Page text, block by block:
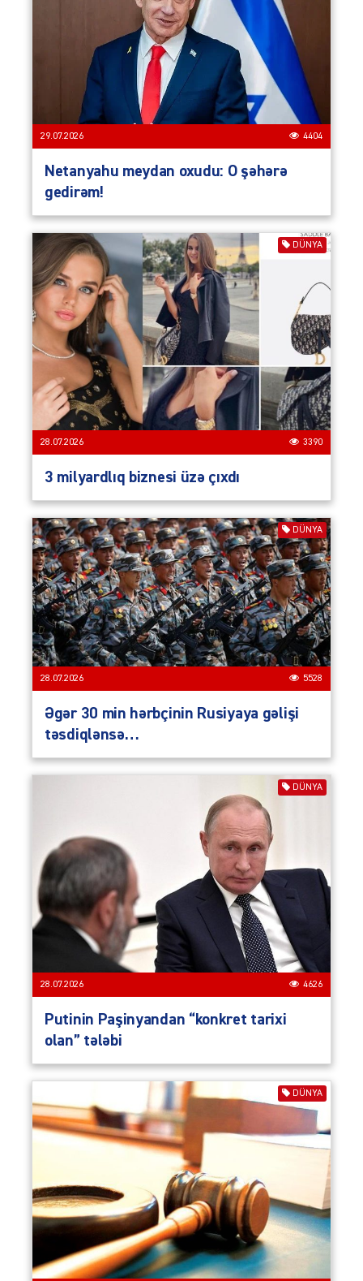
29.07.2026 4404
Netanyahu meydan oxudu: O şəhərə
gedirəm!
DÜNYA
28.07.2026 3390
3 milyardlıq biznesi üzə çıxdı
DÜNYA
28.07.2026 5528
Əgər 30 min hərbçinin Rusiyaya gəlişi
təsdiqlənsə…
DÜNYA
28.07.2026 4626
Putinin Paşinyandan “konkret tarixi
olan” tələbi
DÜNYA